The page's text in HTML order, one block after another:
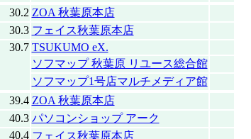
30.2 ZOA 秋葉原本店
30.3 フェイス秋葉原本店
30.7 TSUKUMO eX.
ソフマップ 秋葉原 リユース総合館
ソフマップ1号店マルチメディア館
39.4 ZOA 秋葉原本店
40.3 パソコンショップ アーク
40.4 フェイス秋葉原本店